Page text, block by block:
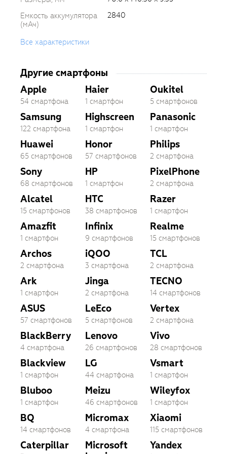
Емкость аккумулятора
(мАч)
2840
Все характеристики
Другие смартфоны
Apple
54 смартфона
Samsung
122 смартфона
Huawei
65 смартфонов
Sony
68 смартфонов
Alcatel
15 смартфонов
Amazfit
1 смартфон
Archos
2 смартфона
Ark
1 смартфон
ASUS
57 смартфонов
BlackBerry
4 смартфона
Blackview
1 смартфон
Bluboo
1 смартфон
BQ
14 смартфонов
Caterpillar
Haier
1 смартфон
Highscreen
1 смартфон
Honor
57 смартфонов
HP
1 смартфон
HTC
38 смартфонов
Infinix
9 смартфонов
iQOO
3 смартфона
Jinga
2 смартфона
LeEco
5 смартфонов
Lenovo
26 смартфонов
LG
44 смартфона
Meizu
46 смартфонов
Micromax
4 смартфона
Microsoft
Oukitel
5 смартфонов
Panasonic
1 смартфон
Philips
2 смартфона
PixelPhone
2 смартфона
Razer
1 смартфон
Realme
15 смартфонов
TCL
2 смартфона
TECNO
14 смартфонов
Vertex
2 смартфона
Vivo
28 смартфонов
Vsmart
1 смартфон
Wileyfox
1 смартфон
Xiaomi
115 смартфонов
Yandex